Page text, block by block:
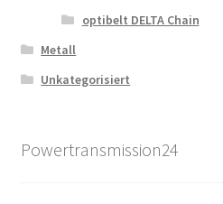
optibelt DELTA Chain
Metall
Unkategorisiert
Powertransmission24